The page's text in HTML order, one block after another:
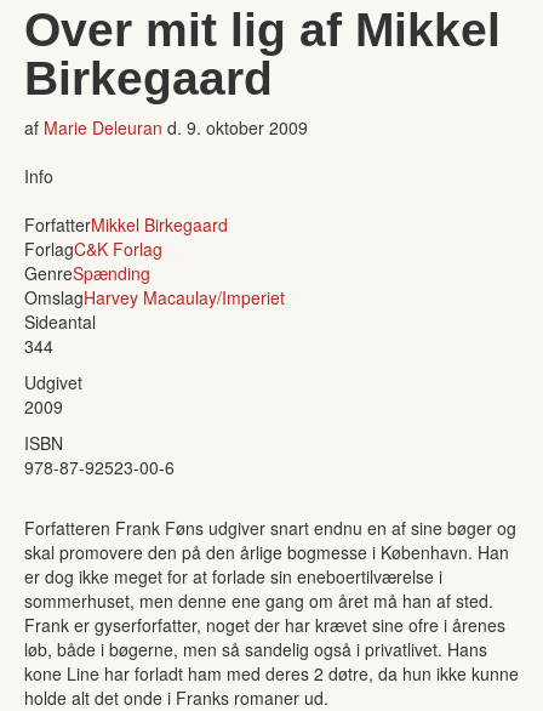
Over mit lig af Mikkel
Birkegaard
af Marie Deleuran d. 9. oktober 2009
Info
ForfatterMikkel Birkegaard
ForlagC&K Forlag
GenreSpænding
OmslagHarvey Macaulay/Imperiet
Sideantal
344
Udgivet
2009
ISBN
978-87-92523-00-6
Forfatteren Frank Føns udgiver snart endnu en af sine bøger og
skal promovere den på den årlige bogmesse i København. Han
er dog ikke meget for at forlade sin eneboertilværelse i
sommerhuset, men denne ene gang om året må han af sted.
Frank er gyserforfatter, noget der har krævet sine ofre i årenes
løb, både i bøgerne, men så sandelig også i privatlivet. Hans
kone Line har forladt ham med deres 2 døtre, da hun ikke kunne
holde alt det onde i Franks romaner ud.